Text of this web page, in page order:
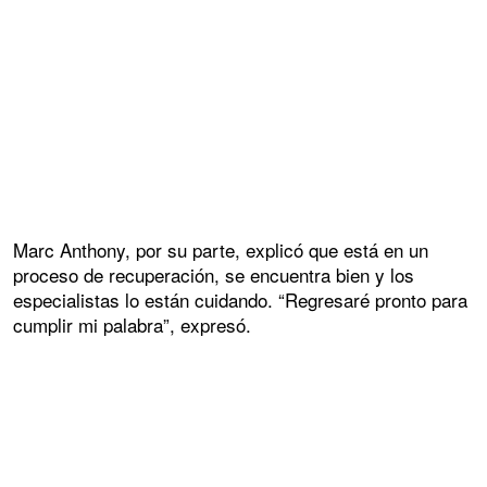
Marc Anthony, por su parte, explicó que está en un
proceso de recuperación, se encuentra bien y los
especialistas lo están cuidando. “Regresaré pronto para
cumplir mi palabra”, expresó.